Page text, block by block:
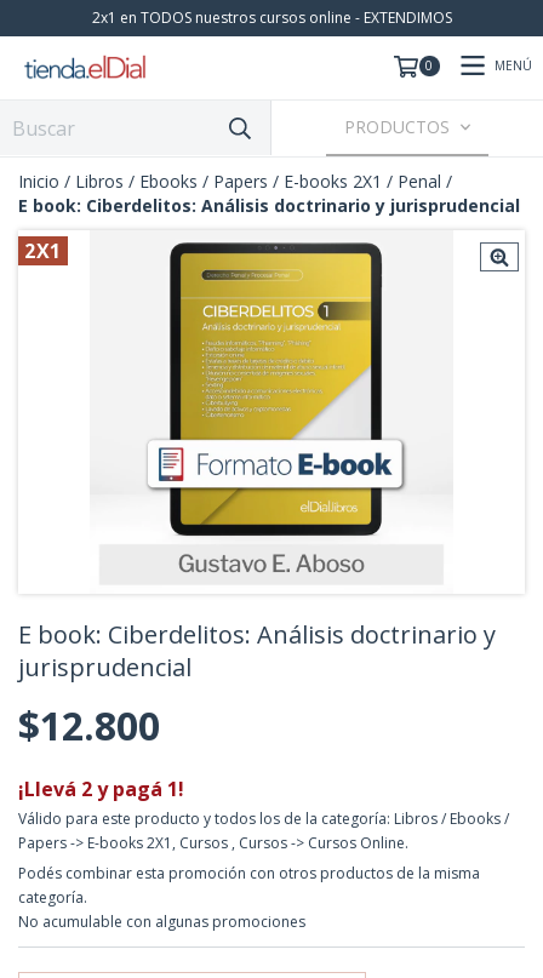
2x1 en TODOS nuestros cursos online - EXTENDIMOS
0 MENÚ
PRODUCTOS
Inicio / Libros / Ebooks / Papers / E-books 2X1 / Penal /
E book: Ciberdelitos: Análisis doctrinario y jurisprudencial
2X1
E book: Ciberdelitos: Análisis doctrinario y
jurisprudencial
$12.800
¡Llevá 2 y pagá 1!
Válido para este producto y todos los de la categoría: Libros / Ebooks /
Papers -> E-books 2X1, Cursos , Cursos -> Cursos Online.
Podés combinar esta promoción con otros productos de la misma
categoría.
No acumulable con algunas promociones